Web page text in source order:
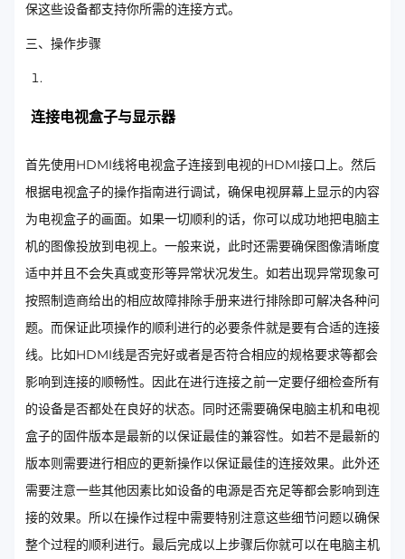
保这些设备都支持你所需的连接方式。
三、操作步骤
连接电视盒子与显示器
首先使用HDMI线将电视盒子连接到电视的HDMI接口上。然后
根据电视盒子的操作指南进行调试，确保电视屏幕上显示的内容
为电视盒子的画面。如果一切顺利的话，你可以成功地把电脑主
机的图像投放到电视上。一般来说，此时还需要确保图像清晰度
适中并且不会失真或变形等异常状况发生。如若出现异常现象可
按照制造商给出的相应故障排除手册来进行排除即可解决各种问
题。而保证此项操作的顺利进行的必要条件就是要有合适的连接
线。比如HDMI线是否完好或者是否符合相应的规格要求等都会
影响到连接的顺畅性。因此在进行连接之前一定要仔细检查所有
的设备是否都处在良好的状态。同时还需要确保电脑主机和电视
盒子的固件版本是最新的以保证最佳的兼容性。如若不是最新的
版本则需要进行相应的更新操作以保证最佳的连接效果。此外还
需要注意一些其他因素比如设备的电源是否充足等都会影响到连
接的效果。所以在操作过程中需要特别注意这些细节问题以确保
整个过程的顺利进行。最后完成以上步骤后你就可以在电脑主机